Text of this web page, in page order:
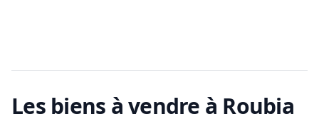
Les biens à vendre à Roubia